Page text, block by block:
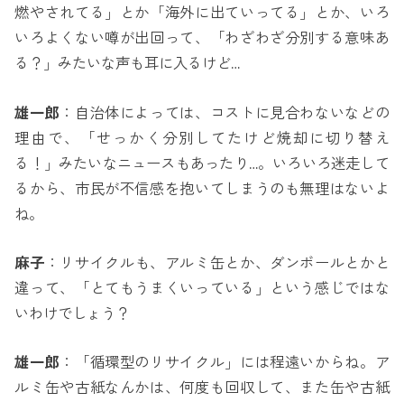
燃やされてる」とか「海外に出ていってる」とか、いろ
いろよくない噂が出回って、「わざわざ分別する意味あ
る？」みたいな声も耳に入るけど…
雄一郎 ：自治体によっては、コストに見合わないなどの
理由で、「せっかく分別してたけど焼却に切り替え
る！」みたいなニュースもあったり…。いろいろ迷走して
るから、市民が不信感を抱いてしまうのも無理はないよ
ね。
麻子 ：リサイクルも、アルミ缶とか、ダンボールとかと
違って、「とてもうまくいっている」という感じではな
いわけでしょう？
雄一郎 ：「循環型のリサイクル」には程遠いからね。ア
ルミ缶や古紙なんかは、何度も回収して、また缶や古紙